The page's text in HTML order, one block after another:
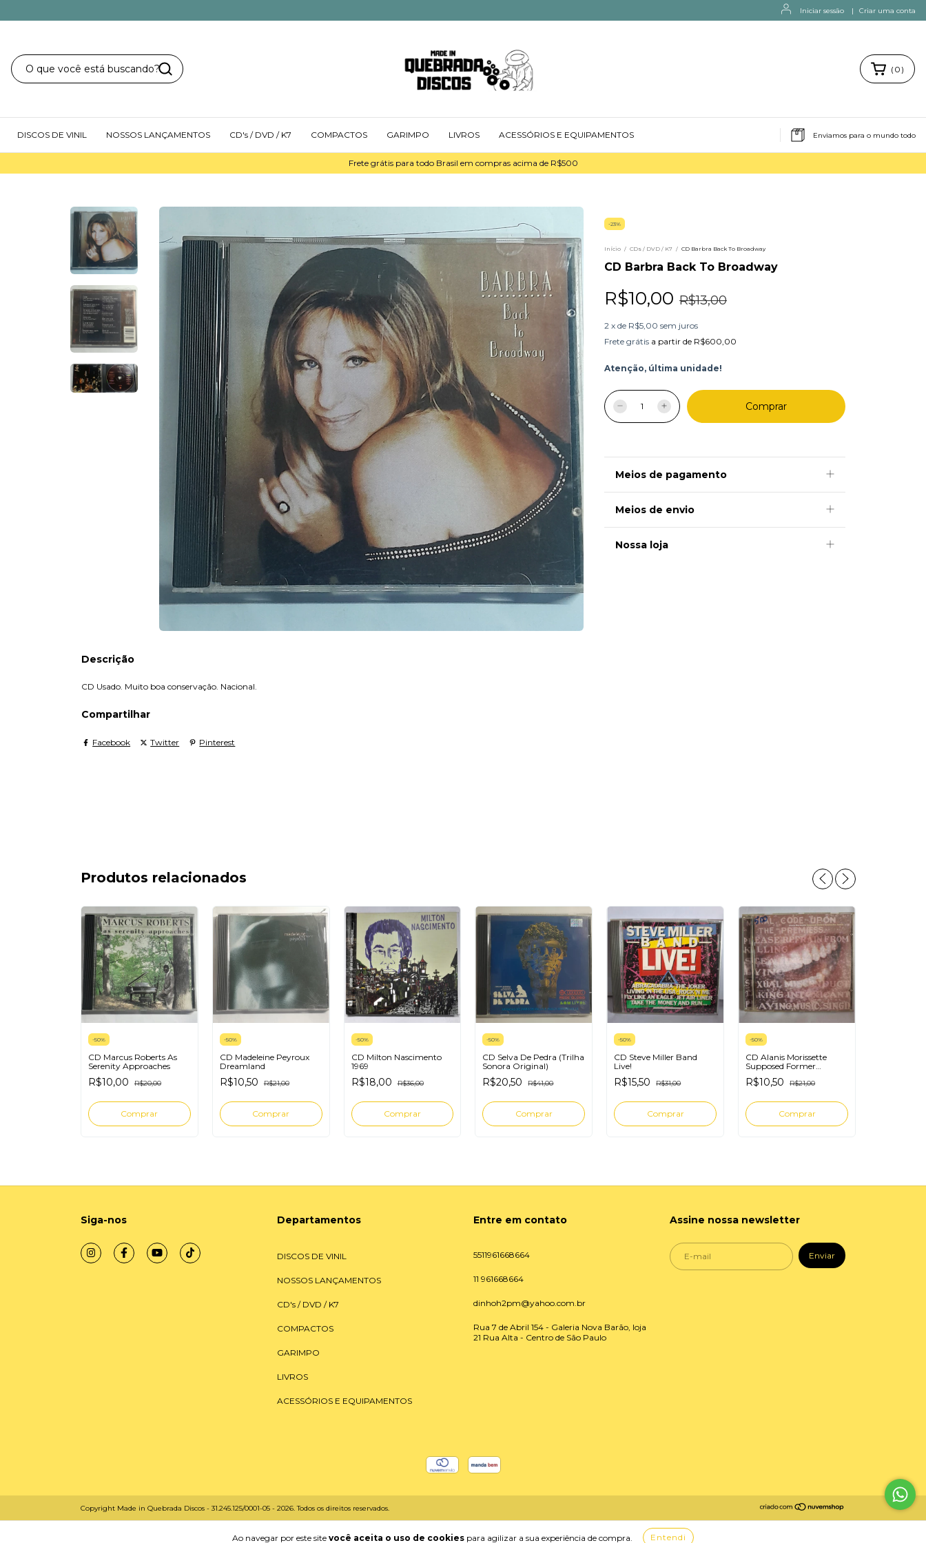
Iniciar sessão | Criar uma conta
Frete grátis para todo Brasil em compras acima de R$500
( 0 )
DISCOS DE VINIL NOSSOS LANÇAMENTOS CD's / DVD / K7 COMPACTOS GARIMPO LIVROS ACESSÓRIOS E EQUIPAMENTOS Enviamos para o mundo todo
Ao navegar por este site você aceita o uso de cookies para agilizar a sua experiência de compra. Entendi
-23%
Início / CDs / DVD / K7 / CD Barbra Back To Broadway
CD Barbra Back To Broadway
R$10,00 R$13,00
2 x de R$5,00 sem juros
Frete grátis a partir de R$600,00
Atenção, última unidade!
Meios de pagamento
Meios de envio
Nossa loja
Descrição
CD Usado. Muito boa conservação. Nacional.
Compartilhar
Facebook Twitter Pinterest
Produtos relacionados
-50%
CD Marcus Roberts As
Serenity Approaches
R$10,00 R$20,00
-50%
CD Madeleine Peyroux
Dreamland
R$10,50 R$21,00
-50%
CD Milton Nascimento
1969
R$18,00 R$36,00
-50%
CD Selva De Pedra (Trilha
Sonora Original)
R$20,50 R$41,00
-50%
CD Steve Miller Band
Live!
R$15,50 R$31,00
-50%
CD Alanis Morissette
Supposed Former
Infatuation Junkie
R$10,50 R$21,00
Siga-nos Departamentos
DISCOS DE VINIL
NOSSOS LANÇAMENTOS
CD's / DVD / K7
COMPACTOS
GARIMPO
LIVROS
ACESSÓRIOS E EQUIPAMENTOS
Entre em contato
5511961668664
11 961668664
dinhoh2pm@yahoo.com.br
Rua 7 de Abril 154 - Galeria Nova Barão, loja
21 Rua Alta - Centro de São Paulo
Assine nossa newsletter
Copyright Made in Quebrada Discos - 31.245.125/0001-05 - 2026. Todos os direitos reservados.